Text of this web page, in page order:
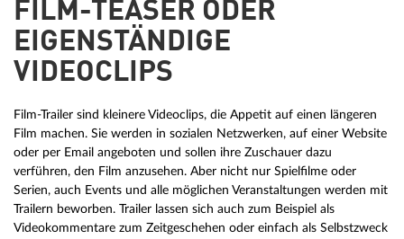
FILM-TEASER ODER
EIGENSTÄNDIGE
VIDEOCLIPS
Film-Trailer sind kleinere Videoclips, die Appetit auf einen längeren
Film machen. Sie werden in sozialen Netzwerken, auf einer Website
oder per Email angeboten und sollen ihre Zuschauer dazu
verführen, den Film anzusehen. Aber nicht nur Spielfilme oder
Serien, auch Events und alle möglichen Veranstaltungen werden mit
Trailern beworben. Trailer lassen sich auch zum Beispiel als
Videokommentare zum Zeitgeschehen oder einfach als Selbstzweck